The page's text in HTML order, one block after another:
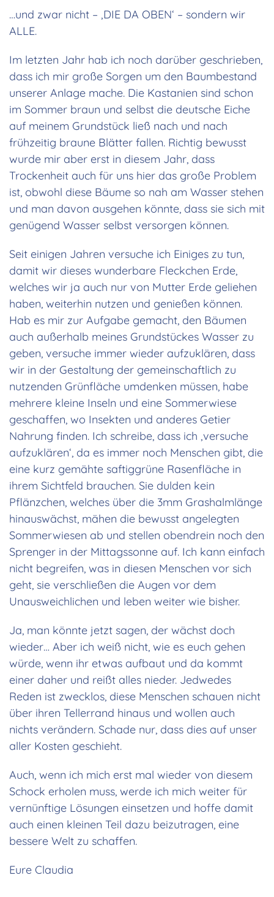
…und zwar nicht – ‚DIE DA OBEN‘ – sondern wir
ALLE.
Im letzten Jahr hab ich noch darüber geschrieben,
dass ich mir große Sorgen um den Baumbestand
unserer Anlage mache. Die Kastanien sind schon
im Sommer braun und selbst die deutsche Eiche
auf meinem Grundstück ließ nach und nach
frühzeitig braune Blätter fallen. Richtig bewusst
wurde mir aber erst in diesem Jahr, dass
Trockenheit auch für uns hier das große Problem
ist, obwohl diese Bäume so nah am Wasser stehen
und man davon ausgehen könnte, dass sie sich mit
genügend Wasser selbst versorgen können.
Seit einigen Jahren versuche ich Einiges zu tun,
damit wir dieses wunderbare Fleckchen Erde,
welches wir ja auch nur von Mutter Erde geliehen
haben, weiterhin nutzen und genießen können.
Hab es mir zur Aufgabe gemacht, den Bäumen
auch außerhalb meines Grundstückes Wasser zu
geben, versuche immer wieder aufzuklären, dass
wir in der Gestaltung der gemeinschaftlich zu
nutzenden Grünfläche umdenken müssen, habe
mehrere kleine Inseln und eine Sommerwiese
geschaffen, wo Insekten und anderes Getier
Nahrung finden. Ich schreibe, dass ich ‚versuche
aufzuklären‘, da es immer noch Menschen gibt, die
eine kurz gemähte saftiggrüne Rasenfläche in
ihrem Sichtfeld brauchen. Sie dulden kein
Pflänzchen, welches über die 3mm Grashalmlänge
hinauswächst, mähen die bewusst angelegten
Sommerwiesen ab und stellen obendrein noch den
Sprenger in der Mittagssonne auf. Ich kann einfach
nicht begreifen, was in diesen Menschen vor sich
geht, sie verschließen die Augen vor dem
Unausweichlichen und leben weiter wie bisher.
Ja, man könnte jetzt sagen, der wächst doch
wieder… Aber ich weiß nicht, wie es euch gehen
würde, wenn ihr etwas aufbaut und da kommt
einer daher und reißt alles nieder. Jedwedes
Reden ist zwecklos, diese Menschen schauen nicht
über ihren Tellerrand hinaus und wollen auch
nichts verändern. Schade nur, dass dies auf unser
aller Kosten geschieht.
Auch, wenn ich mich erst mal wieder von diesem
Schock erholen muss, werde ich mich weiter für
vernünftige Lösungen einsetzen und hoffe damit
auch einen kleinen Teil dazu beizutragen, eine
bessere Welt zu schaffen.
Eure Claudia